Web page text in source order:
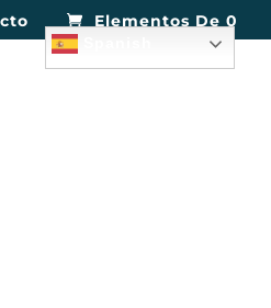
Elementos De 0